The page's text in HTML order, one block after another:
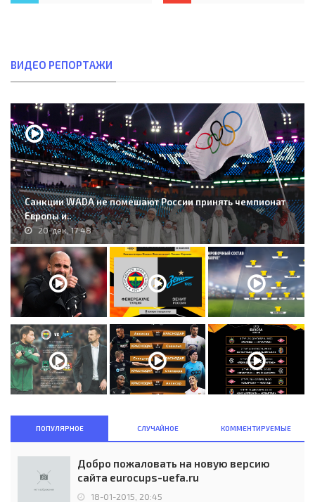
ВИДЕО РЕПОРТАЖИ
Санкции WADA не помешают России принять чемпионат
Европы и..
20-дек, 17:48
ПОПУЛЯРНОЕ СЛУЧАЙНОЕ КОММЕНТИРУЕМЫЕ
Добро пожаловать на новую версию
сайта eurocups-uefa.ru
18-01-2015, 20:45